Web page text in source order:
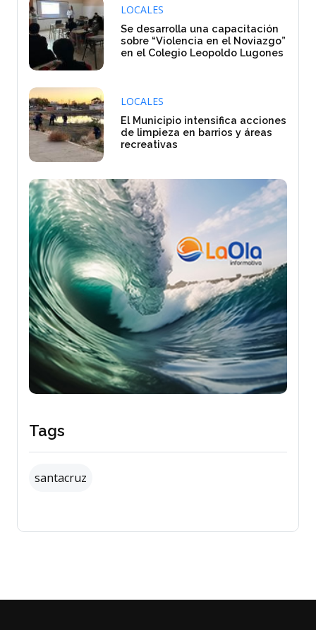
LOCALES
Se desarrolla una capacitación
sobre “Violencia en el Noviazgo”
en el Colegio Leopoldo Lugones
LOCALES
El Municipio intensifica acciones
de limpieza en barrios y áreas
recreativas
Tags
santacruz